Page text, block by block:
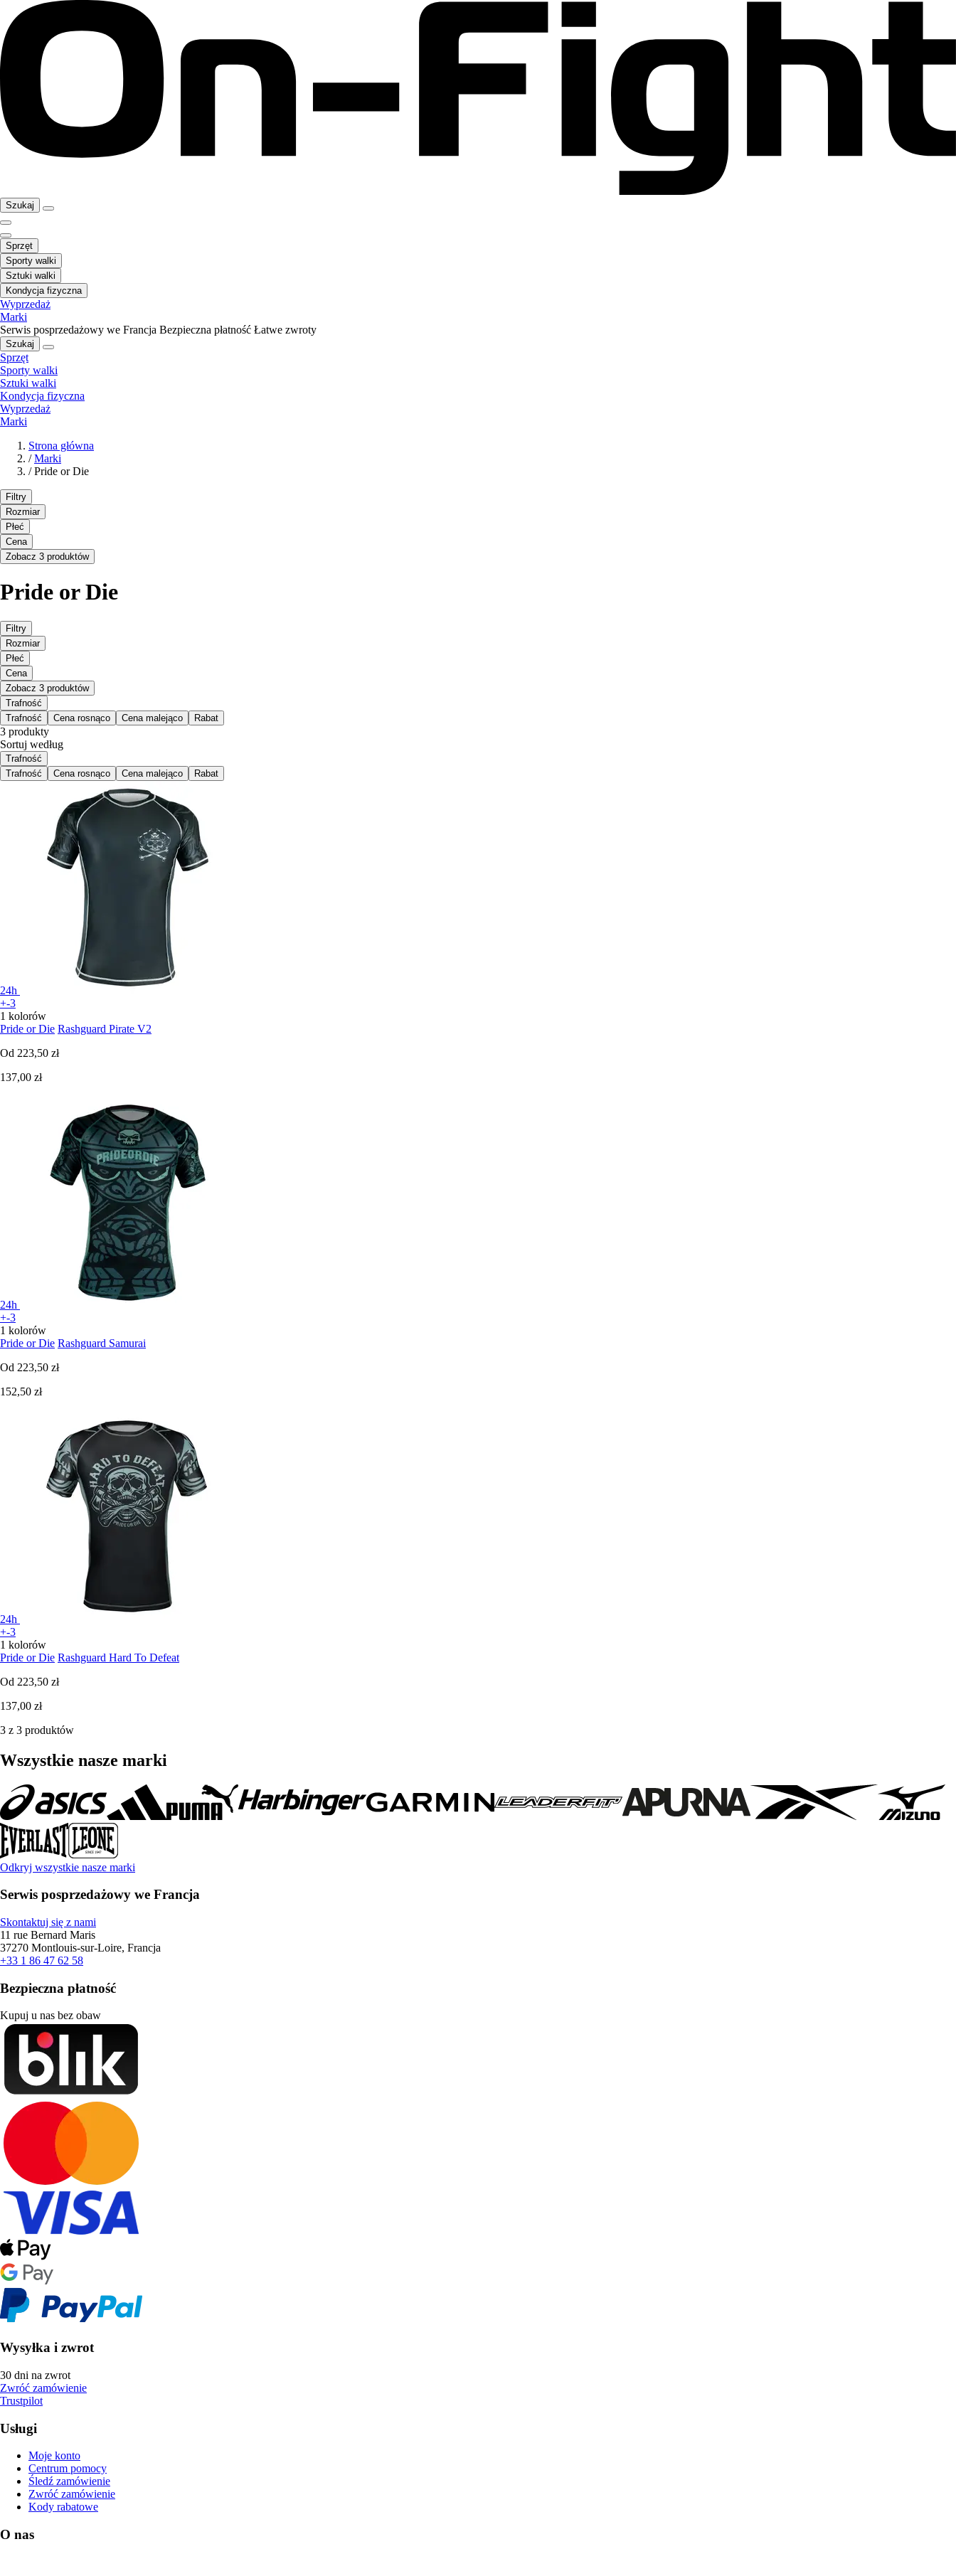
Szukaj
Sprzęt
Sporty walki
Sztuki walki
Kondycja fizyczna
Wyprzedaż
Marki
Serwis posprzedażowy we Francja Bezpieczna płatność Łatwe zwroty
Szukaj
Sprzęt
Sporty walki
Sztuki walki
Kondycja fizyczna
Wyprzedaż
Marki
Strona główna
/ Marki
/ Pride or Die
Filtry
Rozmiar
Płeć
Cena
Zobacz 3 produktów
Pride or Die
Filtry
Rozmiar
Płeć
Cena
Zobacz 3 produktów
Trafność
Trafność
Cena rosnąco Cena malejąco Rabat
3 produkty
Sortuj według
Trafność
Trafność
Cena rosnąco Cena malejąco Rabat
24h
+-3
1 kolorów
Pride or Die Rashguard Pirate V2
Od 223,50 zł
137,00 zł
24h
+-3
1 kolorów
Pride or Die Rashguard Samurai
Od 223,50 zł
152,50 zł
24h
+-3
1 kolorów
Pride or Die Rashguard Hard To Defeat
Od 223,50 zł
137,00 zł
3 z 3 produktów
Wszystkie nasze marki
Odkryj wszystkie nasze marki
Serwis posprzedażowy we Francja
Skontaktuj się z nami
11 rue Bernard Maris
37270 Montlouis-sur-Loire, Francja
+33 1 86 47 62 58
Bezpieczna płatność
Kupuj u nas bez obaw
Wysyłka i zwrot
30 dni na zwrot
Zwróć zamówienie
Trustpilot
Usługi
Moje konto
Centrum pomocy
Śledź zamówienie
Zwróć zamówienie
Kody rabatowe
O nas